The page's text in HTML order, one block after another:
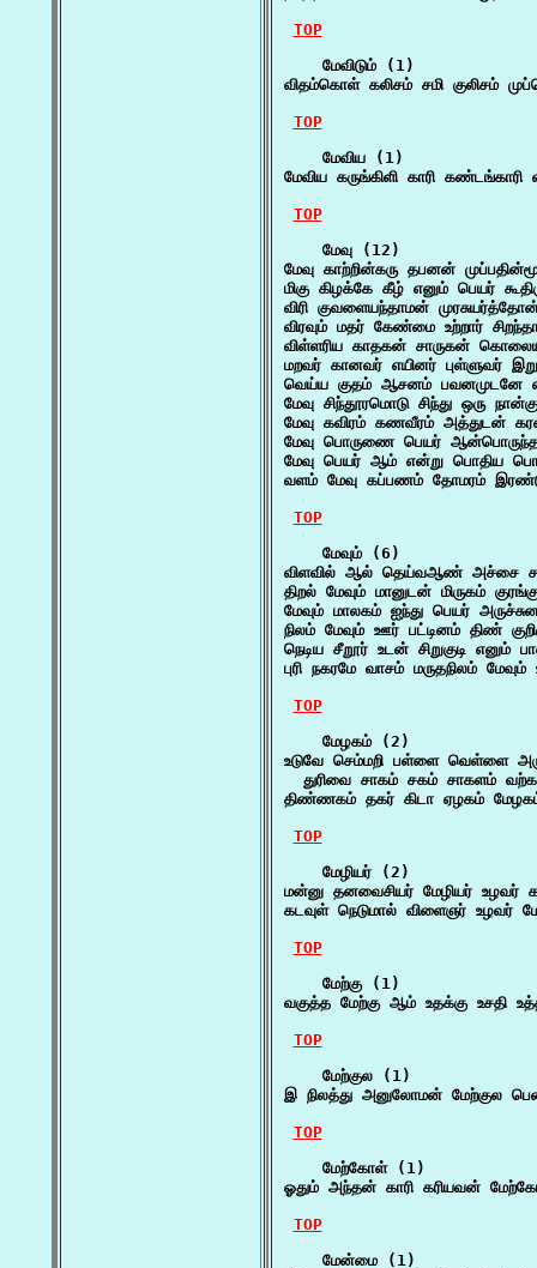
TOP
    மேவிடும் (1)
விதம்கொள் கலிசம் சமி குலிசம்
TOP
    மேவிய (1)
மேவிய கருங்கிளி காரி
TOP
    மேவு (12)
மேவு காற்றின்கரு தபனன்
மிகு கிழக்கே கீழ் எனும் பெயர்
விரி குவளையந்தாமன்
விரவும் மதர் கேண்மை உற்றார்
விள்ளரிய காதகன் சாருகன்
மறவர் கானவர் எயினர் புள்ளுவர்
வெய்ய குதம் ஆசனம் பவனமுடனே
மேவு சிந்தூரமொடு சிந்து ஒரு
மேவு கவிரம் கணவீரம் அத்துடன்
மேவு பொருணை பெயர்
மேவு பெயர் ஆம் என்று பொதிய
வளம் மேவு கப்பணம் தோமரம்
TOP
    மேவும் (6)
விளவில் ஆல் தெய்வஆண் அச்சை
திறல் மேவும் மானுடன் மிருகம்
மேவும் மாலகம் ஐந்து பெயர்
நிலம் மேவும் ஊர் பட்டினம் திண்
நெடிய சீறூர் உடன் சிறுகுடி
புரி நகரமே வாசம் மருதநிலம்
TOP
    மேழகம் (2)
உடுவே செம்மறி பள்ளை வெள்ளை
துரிவை சாகம் சகம் சாகளம்
திண்ணகம் தகர் கிடா ஏழகம்
TOP
    மேழியர் (2)
மன்னு தனவைசியர் மேழியர்
கடவுள் நெடுமால் விளைஞர்
TOP
    மேற்கு (1)
வகுத்த மேற்கு ஆம் உதக்கு உசதி
TOP
    மேற்குல (1)
இ நிலத்து அனுலோமன் மேற்குல
TOP
    மேற்கோள் (1)
ஓதும் அந்தன் காரி கரியவன்
TOP
    மேன்மை (1)